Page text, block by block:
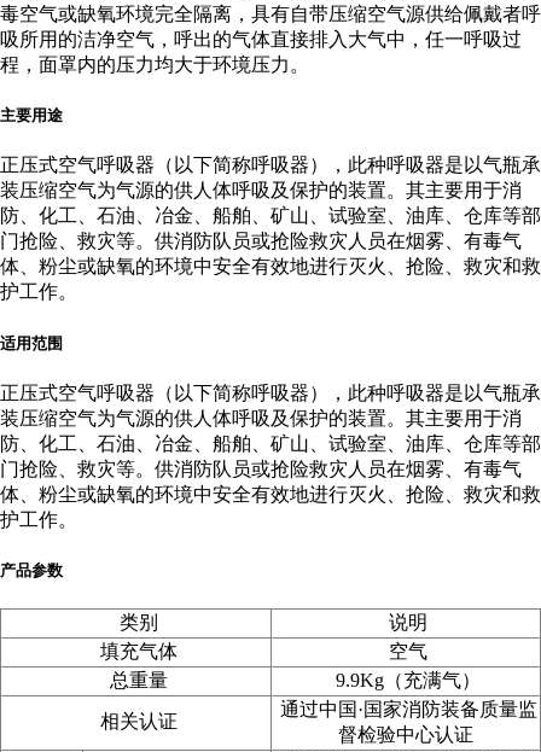
毒空气或缺氧环境完全隔离，具有自带压缩空气源供给佩戴者呼
吸所用的洁净空气，呼出的气体直接排入大气中，任一呼吸过
程，面罩内的压力均大于环境压力。
主要用途
正压式空气呼吸器（以下简称呼吸器），此种呼吸器是以气瓶承
装压缩空气为气源的供人体呼吸及保护的装置。其主要用于消
防、化工、石油、冶金、船舶、矿山、试验室、油库、仓库等部
门抢险、救灾等。供消防队员或抢险救灾人员在烟雾、有毒气
体、粉尘或缺氧的环境中安全有效地进行灭火、抢险、救灾和救
护工作。
适用范围
正压式空气呼吸器（以下简称呼吸器），此种呼吸器是以气瓶承
装压缩空气为气源的供人体呼吸及保护的装置。其主要用于消
防、化工、石油、冶金、船舶、矿山、试验室、油库、仓库等部
门抢险、救灾等。供消防队员或抢险救灾人员在烟雾、有毒气
体、粉尘或缺氧的环境中安全有效地进行灭火、抢险、救灾和救
护工作。
产品参数
类别
说明
填充气体
空气
总重量
9.9Kg（充满气）
相关认证
通过中国·国家消防装备质量监
督检验中心认证